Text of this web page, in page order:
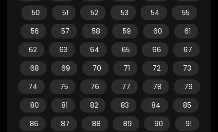
50
51 52 53 54
55
56
57 58 59 60
61
62
63 64 65 66
67
68
69 70 71 72
73
74
75 76 77 78
79
80
81 82 83 84
85
86
87 88 89 90
91